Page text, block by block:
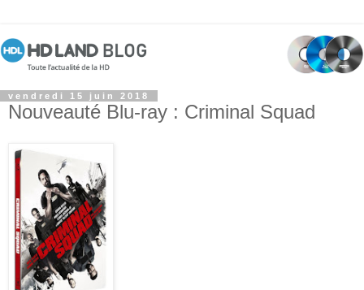
vendredi 15 juin 2018
Nouveauté Blu-ray : Criminal Squad